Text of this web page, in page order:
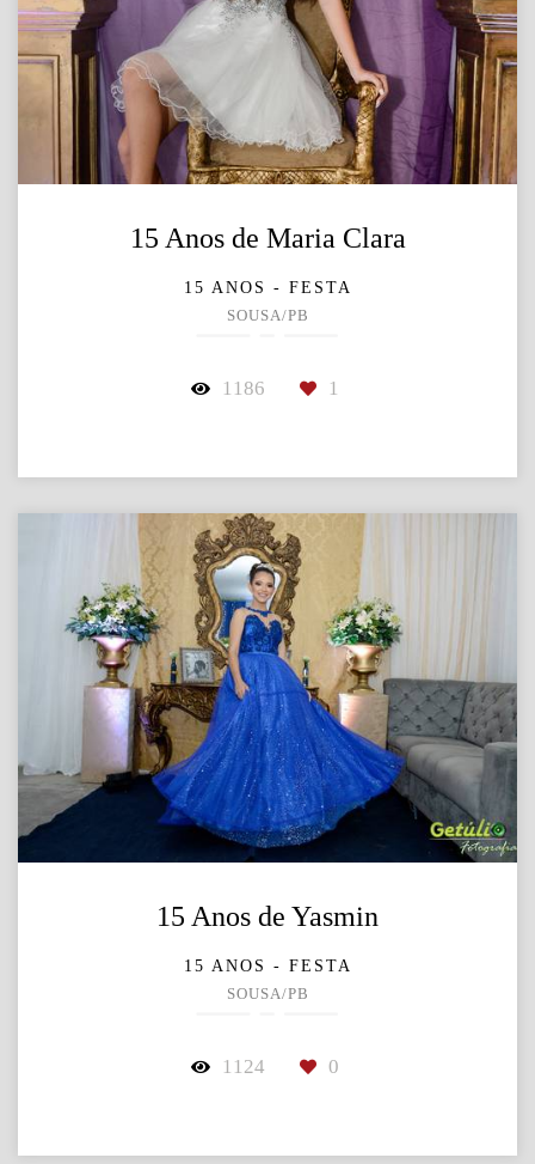
15 Anos de Maria Clara
15 ANOS - FESTA
SOUSA/PB
1186 1
15 Anos de Yasmin
15 ANOS - FESTA
SOUSA/PB
1124 0